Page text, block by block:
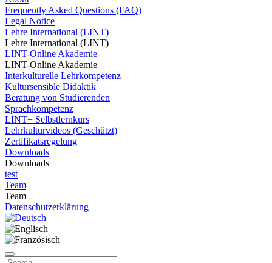
Frequently Asked Questions (FAQ)
Legal Notice
Lehre International (LINT)
Lehre International (LINT)
LINT-Online Akademie
LINT-Online Akademie
Interkulturelle Lehrkompetenz
Kultursensible Didaktik
Beratung von Studierenden
Sprachkompetenz
LINT+ Selbstlernkurs
Lehrkulturvideos (Geschützt)
Zertifikatsregelung
Downloads
Downloads
test
Team
Team
Datenschutzerklärung